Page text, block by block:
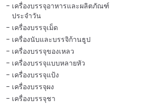
เครื่องบรรจุอาหารและผลิตภัณฑ์
ประจำวัน
เครื่องบรรจุเม็ด
เครื่องนับและบรรจิก้านธูป
เครื่องบรรจุของเหลว
เครื่องบรรจุแบบหลายหัว
เครื่องบรรจุแป้ง
เครื่องบรรจุผง
เครื่องบรรจุชา